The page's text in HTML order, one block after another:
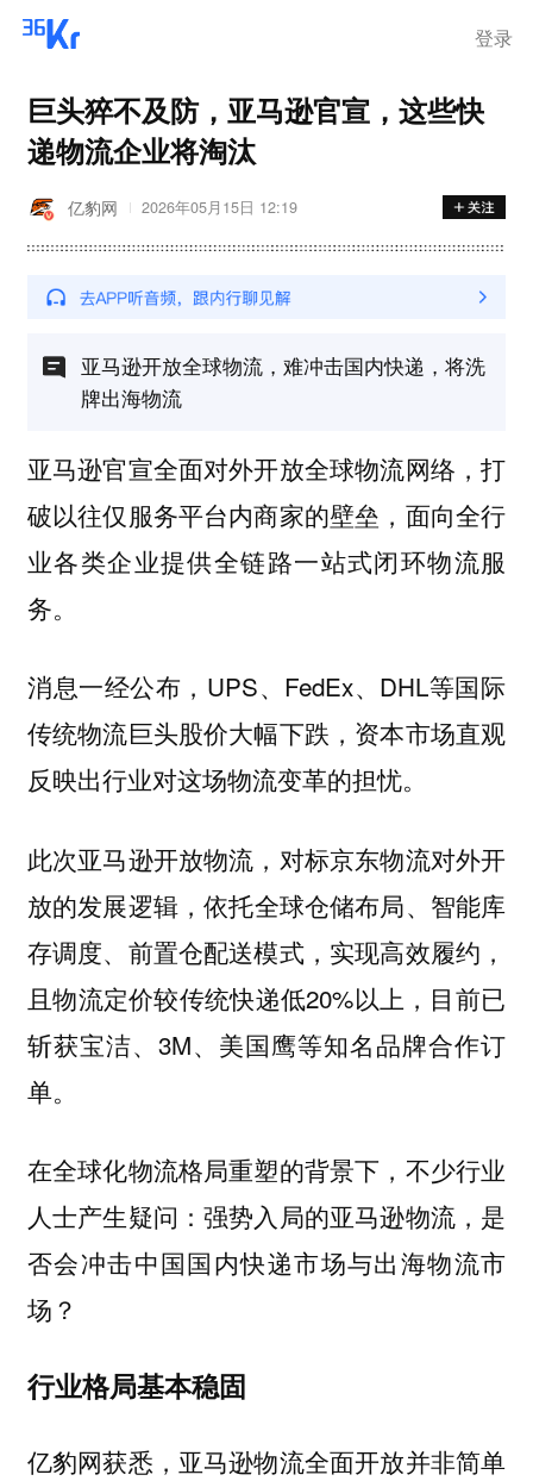
登录
巨头猝不及防，亚马逊官宣，这些快
递物流企业将淘汰
亿豹网 2026年05月15日 12:19
亚马逊开放全球物流，难冲击国内快递，将洗
牌出海物流
亚马逊官宣全面对外开放全球物流网络，打
破以往仅服务平台内商家的壁垒，面向全行
业各类企业提供全链路一站式闭环物流服
务。
消息一经公布，UPS、FedEx、DHL等国际
传统物流巨头股价大幅下跌，资本市场直观
反映出行业对这场物流变革的担忧。
此次亚马逊开放物流， 对标京东物流对外开
放的发展逻辑，依托全球仓储布局、智能库
存调度、前置仓配送模式，实现高效履约，
且物流定价较传统快递低20%以上，目前已
斩获宝洁、3M、美国鹰等知名品牌合作订
单。
在全球化物流格局重塑的背景下，不少行业
人士产生疑问：强势入局的亚马逊物流，是
否会冲击中国国内快递市场与出海物流市
场？
行业格局基本稳固
亿豹网获悉，亚马逊物流全面开放并非简单